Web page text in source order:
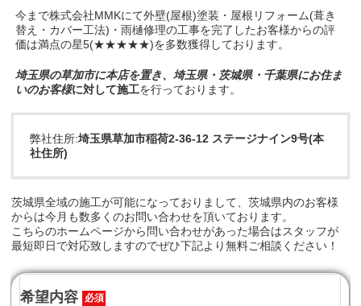
今まで株式会社MMKにて外壁(屋根)塗装・屋根リフォーム(葺き
替え・カバー工法)・雨樋修理の工事を完了したお客様からの評
価は満点の星5(★★★★★)を多数獲得しております。
埼玉県の草加市に本店を置き、埼玉県・茨城県・千葉県にお住ま
いのお客様に対して施工を行っております。
弊社住所:埼玉県草加市稲荷2-36-12 ステージナイン9号(本
社住所)
茨城県全域の施工が可能になっておりまして、茨城県内のお客様
からは今月も数多くのお問い合わせを頂いております。
こちらのホームページから問い合わせがあった場合はスタッフが
最短即日で対応致しますのでぜひ下記より無料ご相談ください！
希望内容 必須